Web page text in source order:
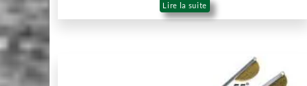
Lire la suite